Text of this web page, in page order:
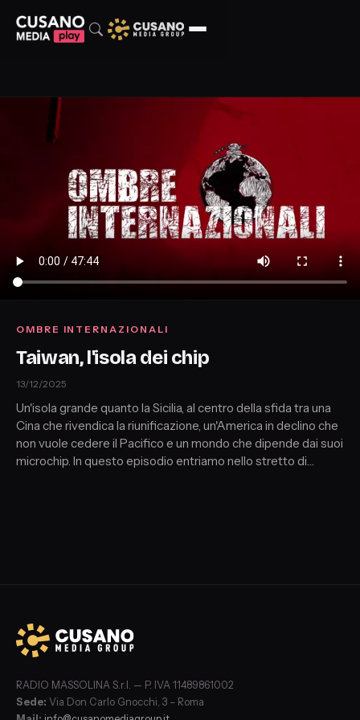
OMBRE INTERNAZIONALI
Taiwan, l'isola dei chip
13/12/2025
Un'isola grande quanto la Sicilia, al centro della sfida tra una
Cina che rivendica la riunificazione, un'America in declino che
non vuole cedere il Pacifico e un mondo che dipende dai suoi
microchip. In questo episodio entriamo nello stretto di
RADIO MASSOLINA S.r.l. — P. IVA 11489861002
Sede: Via Don Carlo Gnocchi, 3 – Roma